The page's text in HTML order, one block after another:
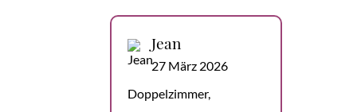
Jean
27 März 2026
Doppelzimmer,